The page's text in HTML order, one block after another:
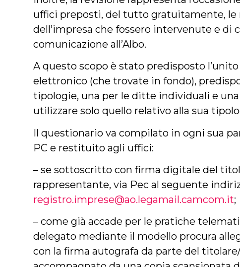
uffici preposti, del tutto gratuitamente, le
dell’impresa che fossero intervenute e di
comunicazione all’Albo.
A questo scopo è stato predisposto
elettronico (che trovate in fondo),
tipologie, una per le ditte individuali e
utilizzare solo quello relativo alla sua
Il questionario va compilato in ogni sua
PC e restituito agli uffici:
– se sottoscritto con firma digitale del
rappresentante, via Pec al seguente
registro.imprese@ao.legamail.camcom.it;
– come già accade per le pratiche
delegato mediante il modello procura
con la firma autografa da parte del